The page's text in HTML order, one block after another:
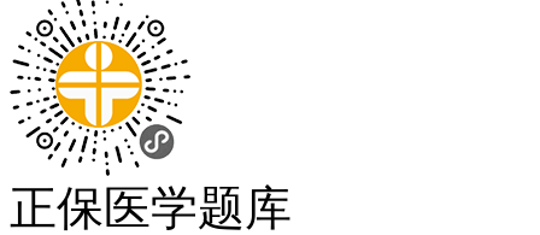
正保医学题库